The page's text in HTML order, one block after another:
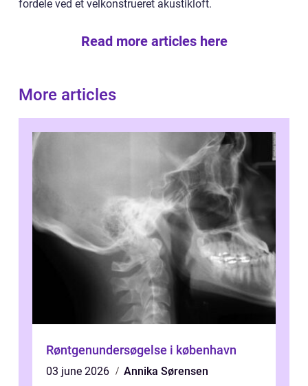
fordele ved et velkonstrueret akustikloft.
Read more articles here
More articles
Røntgenundersøgelse i københavn
03 june 2026
Annika Sørensen